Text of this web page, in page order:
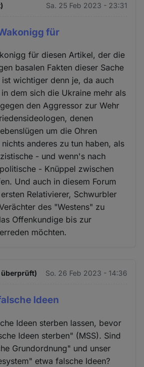
Sa. 25 Feb 2023 - 23:31
für
für diesen Artikel, der die
basalen Fakten dieser Sache
wichtiger denn je, da auch
dem sich die Ukraine mehr als
den Aggressor zur Wehr
denen
um die Ohren
anderes zu tun haben, als
- und wenn's nach
- Knüppel zwischen
Und auch in diesem Forum
Relativierer, Schwurbler
des "Westens" zu
Offenkundige bis zur
möchten.
überprüft) So. 26 Feb 2023 - 14:36
Ideen
Ideen sterben lassen, bevor
Ideen sterben" (MSS). Sind
Grundordnung" und unser
etwa falsche Ideen?